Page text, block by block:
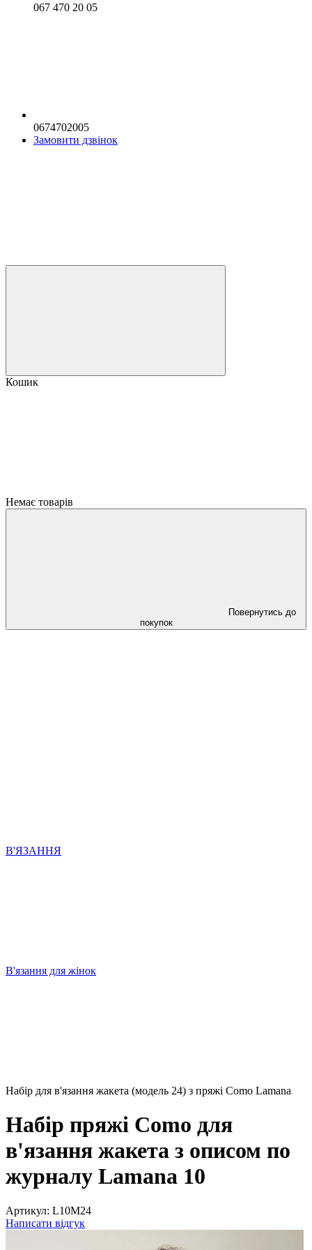
067 470 20 05
0674702005
Замовити дзвінок
Кошик
Немає товарів
Повернутись до
покупок
В'ЯЗАННЯ
В'язання для жінок
Набір для в'язання жакета (модель 24) з пряжі Como Lamana
Набір пряжі Como для
в'язання жакета з описом по
журналу Lamana 10
Артикул: L10M24
Написати відгук